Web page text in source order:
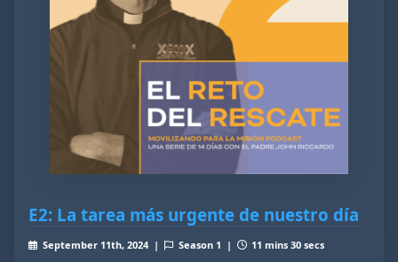
E2: La tarea más urgente de nuestro día
September 11th, 2024 | Season 1 | 11 mins 30 secs